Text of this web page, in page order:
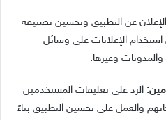
عن التطبيق وتحسين تصنيفه
الإعلانات على وسائل
والمدونات وغيرها.
الرد على تعليقات المستخدمين
والعمل على تحسين التطبيق بناءً